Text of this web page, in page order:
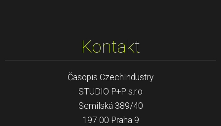
Kontakt
Časopis CzechIndustry
STUDIO P+P s.r.o
Semilská 389/40
197 00 Praha 9